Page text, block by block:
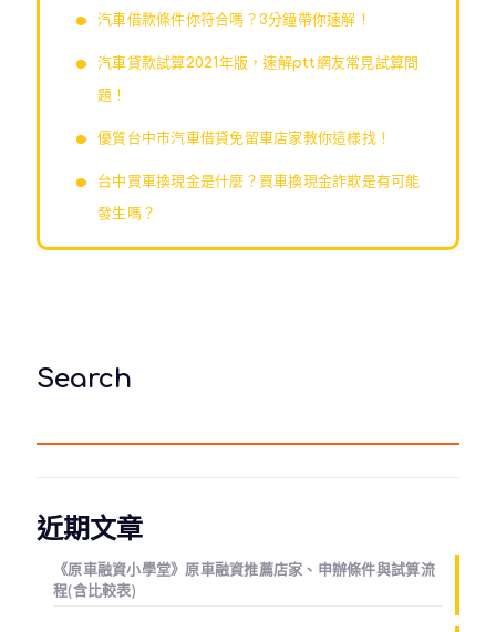
汽車借款條件你符合嗎？3分鐘帶你速解！
汽車貸款試算2021年版，速解ptt網友常見試算問
題！
優質台中市汽車借貸免留車店家教你這樣找！
台中買車換現金是什麼？買車換現金詐欺是有可能
發生嗎？
Search
近期文章
《原車融資小學堂》原車融資推薦店家、申辦條件與試算流
程(含比較表)